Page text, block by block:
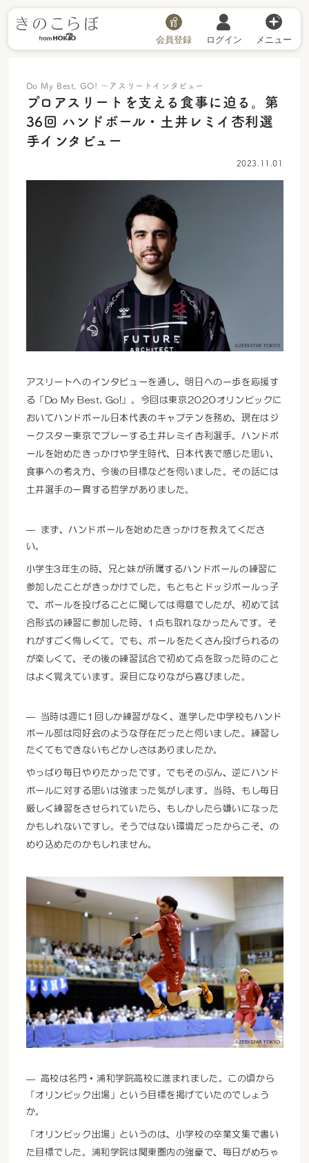
会員登録 ログイン メニュー
Do My Best, GO! 〜アスリートインタビュー
プロアスリートを支える食事に迫る。第
36回 ハンドボール・土井レミイ杏利選
手インタビュー
2023.11.01
アスリートへのインタビューを通し、明日への一歩を応援す
る「Do My Best, Go!」。今回は東京2020オリンピックに
おいてハンドボール日本代表のキャプテンを務め、現在はジ
ークスター東京でプレーする土井レミイ杏利選手。ハンドボ
ールを始めたきっかけや学生時代、日本代表で感じた思い、
食事への考え方、今後の目標などを伺いました。その話には
土井選手の一貫する哲学がありました。
まず、ハンドボールを始めたきっかけを教えてくださ
い。
小学生3年生の時、兄と妹が所属するハンドボールの練習に
参加したことがきっかけでした。もともとドッジボールっ子
で、ボールを投げることに関しては得意でしたが、初めて試
合形式の練習に参加した時、1点も取れなかったんです。そ
れがすごく悔しくて。でも、ボールをたくさん投げられるの
が楽しくて、その後の練習試合で初めて点を取った時のこと
はよく覚えています。涙目になりながら喜びました。
当時は週に1回しか練習がなく、進学した中学校もハンド
ボール部は同好会のような存在だったと伺いました。練習し
たくてもできないもどかしさはありましたか。
やっぱり毎日やりたかったです。でもそのぶん、逆にハンド
ボールに対する思いは強まった気がします。当時、もし毎日
厳しく練習をさせられていたら、もしかしたら嫌いになった
かもしれないですし。そうではない環境だったからこそ、の
めり込めたのかもしれません。
高校は名門・浦和学院高校に進まれました。この頃から
「オリンピック出場」という目標を掲げていたのでしょう
か。
「オリンピック出場」というのは、小学校の卒業文集で書い
た目標でした。浦和学院は関東圏内の強豪で、毎日がめちゃ